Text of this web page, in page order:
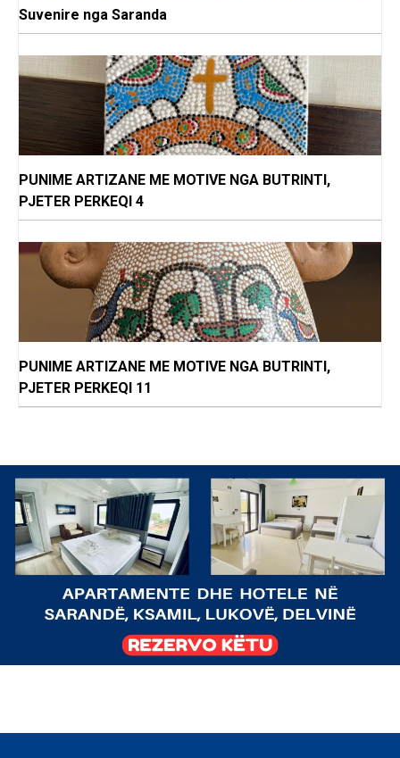
Suvenire nga Saranda
PUNIME ARTIZANE ME MOTIVE NGA BUTRINTI,
PJETER PERKEQI 4
PUNIME ARTIZANE ME MOTIVE NGA BUTRINTI,
PJETER PERKEQI 11